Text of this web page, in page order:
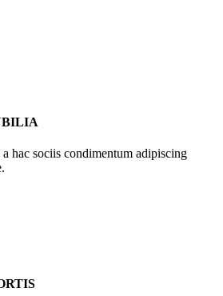
hac sociis condimentum adipiscing